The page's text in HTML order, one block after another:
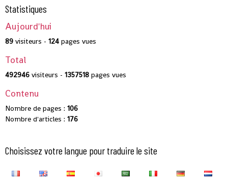
Statistiques
Aujourd'hui
89 visiteurs - 124 pages vues
Total
492946 visiteurs - 1357518 pages vues
Contenu
Nombre de pages : 106
Nombre d'articles : 176
Choisissez votre langue pour traduire le site